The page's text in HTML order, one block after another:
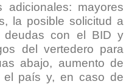
adicionales: mayores
la posible solicitud a
deudas con el BID y
del vertedero para
abajo, aumento de
el país y, en caso de